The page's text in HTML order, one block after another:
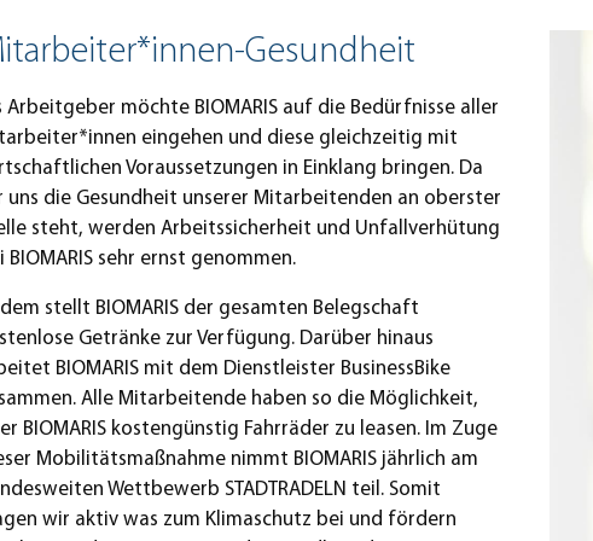
Gesundheit
Arbeitgeber möchte BIOMARIS auf die Bedürfnisse aller
eingehen und diese gleichzeitig mit
Voraussetzungen in Einklang bringen. Da
uns die Gesundheit unserer Mitarbeitenden an oberster
steht, werden Arbeitssicherheit und Unfallverhütung
BIOMARIS sehr ernst genommen.
stellt BIOMARIS der gesamten Belegschaft
Getränke zur Verfügung. Darüber hinaus
BIOMARIS mit dem Dienstleister BusinessBike
Alle Mitarbeitende haben so die Möglichkeit,
BIOMARIS kostengünstig Fahrräder zu leasen. Im Zuge
Mobilitätsmaßnahme nimmt BIOMARIS jährlich am
Wettbewerb STADTRADELN teil. Somit
wir aktiv was zum Klimaschutz bei und fördern